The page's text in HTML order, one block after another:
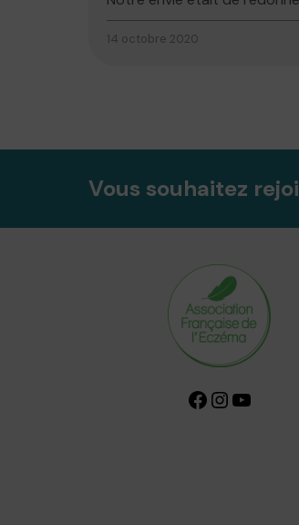
14 octobre 2020
Vous souhaitez
Facebook Instagram YouTube